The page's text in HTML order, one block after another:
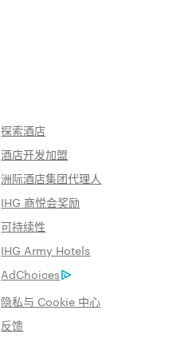
探索酒店
酒店开发加盟
洲际酒店集团代理人
IHG 商悦会奖励
可持续性
IHG Army Hotels
AdChoices
隐私与 Cookie 中心
反馈